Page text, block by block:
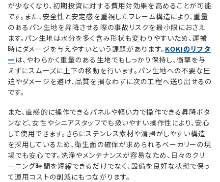
が少なくなり、初期投資に対する費用対効果を高めることが可能
です。また、安全性と安定感を重視したフレーム構造により、重量
のあるパン生地を昇降させる際の事故リスクを最小限におさえ
ます。パン生地は水分を多く含み形状も変わりやすいため、運搬
時にダメージを与えやすいという課題があります。 KOKIのリフタ
ー は、やわらかく重量のある生地でもしっかり保持し、衝撃を与
えずにスムーズに上下の移動を行います。パン生地への不要な圧
迫やダメージを避け、品質を損なわずに次の工程へ送り出せるの
です。
また、直感的に操作できるパネルや軽い力で操作できる昇降ボタ
ンなど、女性やシニアスタッフでも扱いやすい操作性により、安心
して使用できます。さらにステンレス素材や清掃がしやすい構造
を採用しているため、衛生面の確保が求められるベーカリーの現
場でも安心です。洗浄やメンテナンスが容易なため、日々のクリ
ーニング時間を短縮できるだけでなく、設備を良好な状態で保っ
て運用コストの削減にもつながります。